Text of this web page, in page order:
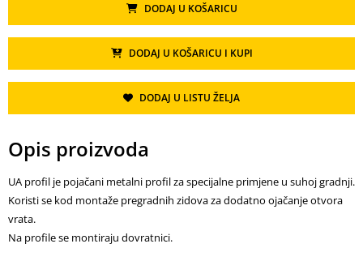
DODAJ U KOŠARICU
DODAJ U KOŠARICU I KUPI
DODAJ U LISTU ŽELJA
Opis proizvoda
UA profil je pojačani metalni profil za specijalne primjene u suhoj gradnji.
Koristi se kod montaže pregradnih zidova za dodatno ojačanje otvora
vrata.
Na profile se montiraju dovratnici.